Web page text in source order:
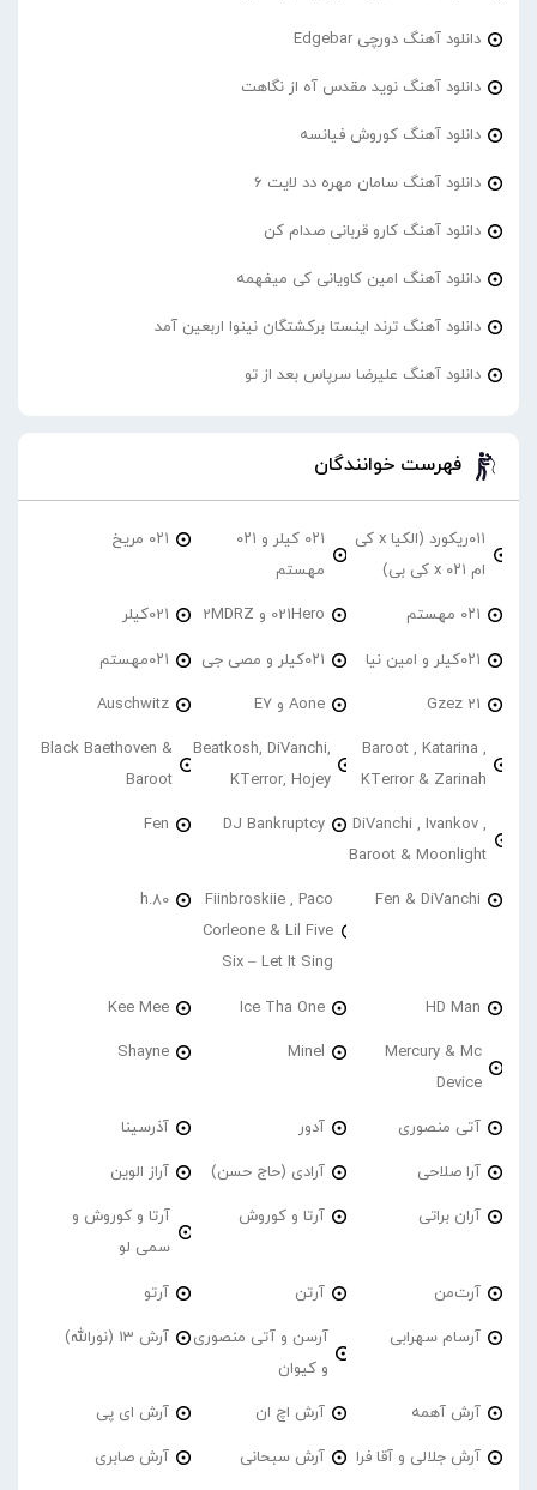
دانلود آهنگ دورچی Edgebar
دانلود آهنگ نوید مقدس آه از نگاهت
دانلود آهنگ کوروش فیانسه
دانلود آهنگ سامان مهره دد لایت 6
دانلود آهنگ کارو قربانی صدام کن
دانلود آهنگ امین کاویانی کی میفهمه
دانلود آهنگ ترند اینستا برکشتگان نینوا اربعین آمد
دانلود آهنگ علیرضا سرپاس بعد از تو
فهرست خوانندگان
۰۱۱ریکورد (الکیا x کی
ام ۰۲۱ x کی بی)
۰۲۱ کیلر و ۰۲۱
مهستم
۰۲۱ مریخ
۰۲۱ مهستم 021Hero و 2MDRZ 021کیلر
۰۲۱کیلر و امین نیا ۰۲۱کیلر و مصی جی ۰۲۱مهستم
21 Gzez Aone و E7 Auschwitz
Baroot , Katarina ,
KTerror & Zarinah
Beatkosh, DiVanchi,
KTerror, Hojey
Black Baethoven &
Baroot
DiVanchi , Ivankov ,
Baroot & Moonlight
DJ Bankruptcy
Fen
Fen & DiVanchi
Fiinbroskiie , Paco
Corleone & Lil Five
Six – Let It Sing
h.80
HD Man
Ice Tha One
Kee Mee
Mercury & Mc
Device
Minel
Shayne
آتی منصوری آدور آذرسینا
آرا صلاحی آرادی (حاج حسن) آراز الوین
آران براتی آرتا و کوروش
آرتا و کوروش و
سمی لو
آرت‌من آرتن آرتو
آرسام سهرابی
آرسن و آتی منصوری
و کیوان
آرش 13 (نورالله)
آرش آهمه آرش اچ ان آرش ای پی
آرش جلالی و آقا فرا آرش سبحانی آرش صابری